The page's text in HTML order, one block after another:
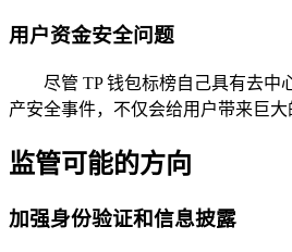
用户资金安全问题
尽管 TP 钱包标榜自己具有去
产安全事件，不仅会给用户带来巨
监管可能的方向
加强身份验证和信息披露